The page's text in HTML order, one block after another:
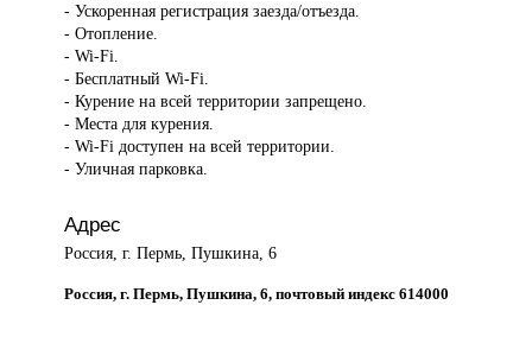
- Ускоренная регистрация заезда/отъезда.
- Отопление.
- Wi-Fi.
- Бесплатный Wi-Fi.
- Курение на всей территории запрещено.
- Места для курения.
- Wi-Fi доступен на всей территории.
- Уличная парковка.
Адрес
Россия, г. Пермь, Пушкина, 6
Россия, г. Пермь, Пушкина, 6, почтовый индекс 614000